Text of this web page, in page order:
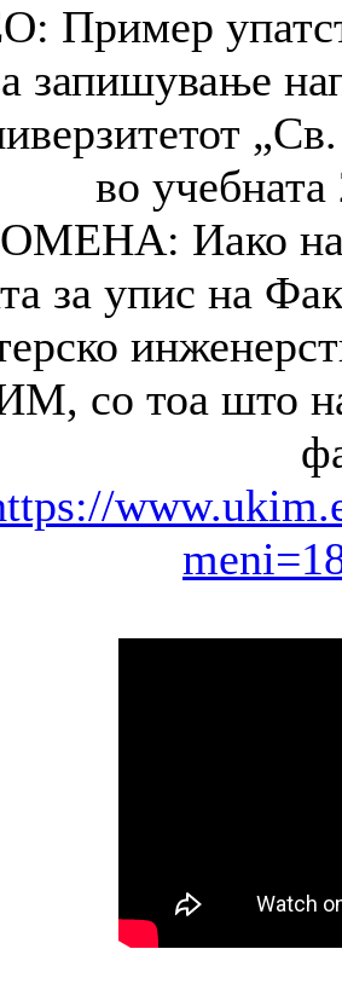
Пример
запишување
во
Иако на
за упис на
со тоа што